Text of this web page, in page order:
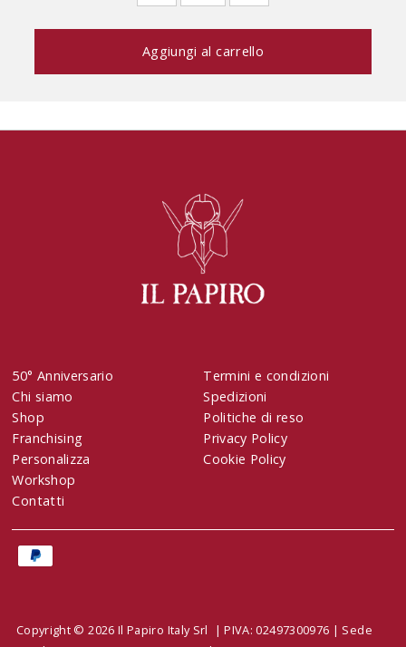
50° Anniversario
Chi siamo
Shop
Franchising
Personalizza
Workshop
Contatti
Termini e condizioni
Spedizioni
Politiche di reso
Privacy Policy
Cookie Policy
Copyright © 2026 Il Papiro Italy Srl | PIVA: 02497300976 | Sede